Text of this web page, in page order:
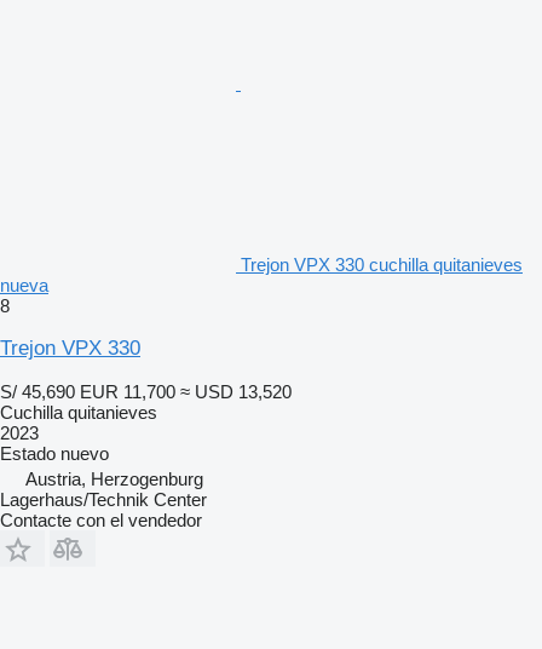
Trejon VPX 330 cuchilla quitanieves
nueva
8
Trejon VPX 330
S/ 45,690 EUR 11,700 ≈ USD 13,520
Cuchilla quitanieves
2023
Estado nuevo
Austria, Herzogenburg
Lagerhaus/Technik Center
Contacte con el vendedor